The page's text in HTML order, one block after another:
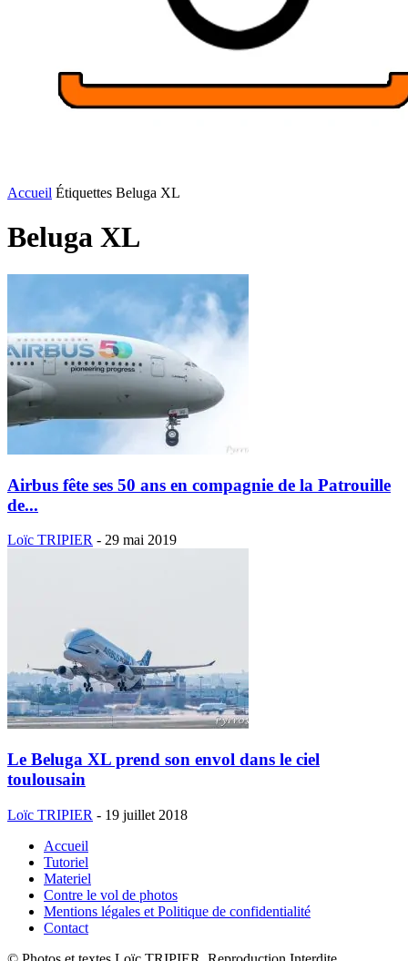
Accueil Étiquettes Beluga XL
Beluga XL
Airbus fête ses 50 ans en compagnie de la Patrouille
de...
Loïc TRIPIER - 29 mai 2019
Le Beluga XL prend son envol dans le ciel
toulousain
Loïc TRIPIER - 19 juillet 2018
Accueil
Tutoriel
Materiel
Contre le vol de photos
Mentions légales et Politique de confidentialité
Contact